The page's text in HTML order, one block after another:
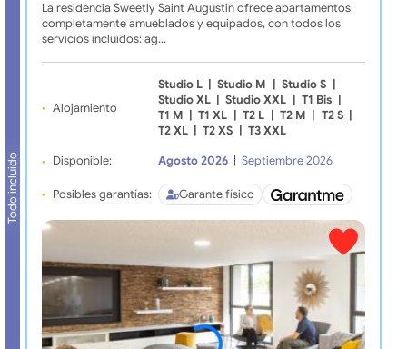
Todo incluido
La residencia Sweetly Saint Augustin ofrece apartamentos
completamente amueblados y equipados, con todos los
servicios incluidos: ag…
Alojamiento
Studio L Studio M Studio S
Studio XL
Studio XXL T1 Bis
T1 M
T1 XL T2 L T2 M T2 S
T2 XL
T2 XS T3 XXL
Disponible: Agosto 2026 Septiembre 2026
Posibles garantías: Garante físico